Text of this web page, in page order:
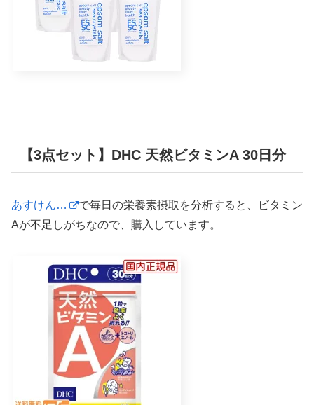
【3点セット】DHC 天然ビタミンA 30日分
あすけん…
で毎日の栄養素摂取を分析すると、ビタミン
Aが不足しがちなので、購入しています。